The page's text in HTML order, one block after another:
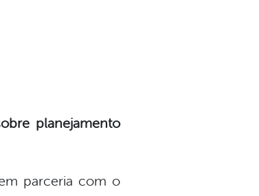
planejamento
parceria com o